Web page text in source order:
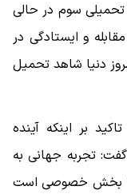
سوم در حالی
و ایستادگی در
دنیا شاهد تحمیل
بر اینکه آینده
تجربه جهانی به
با بخش خصوصی است